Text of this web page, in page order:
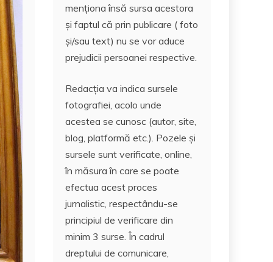
menționa însă sursa acestora
și faptul că prin publicare ( foto
și/sau text) nu se vor aduce
prejudicii persoanei respective.
Redacția va indica sursele
fotografiei, acolo unde
acestea se cunosc (autor, site,
blog, platformă etc.). Pozele și
sursele sunt verificate, online,
în măsura în care se poate
efectua acest proces
jurnalistic, respectându-se
principiul de verificare din
minim 3 surse. În cadrul
dreptului de comunicare,